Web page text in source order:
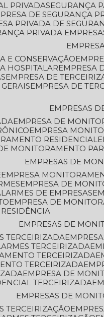
PRIVADA SEGURANÇA
DE SEGURANÇA
PRIVADA DE
PRIVADA
E CONSERVAÇÃO
HOSPITALAR
EMPRESA DE
EMPRESA DE
EMPRESAS
EMPRESA DE
EMPRESA
RESIDENCIAL
MONITORAMENTO
EMPRESAS DE
EMPRESA
EMPRESA DE
DE EMPRESAS
EMPRESA DE
EMPRESAS DE
TERCEIRIZADA
TERCEIRIZADA
TERCEIRIZADA
TERCEIRIZADA
EMPRESA DE
TERCEIRIZADA
EMPRESAS DE
TERCEIRIZAÇÃO